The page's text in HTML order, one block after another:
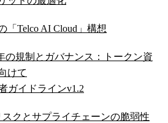
「Telco AI Cloud」構想
の規制とガバナンス：トークン資
けて
ガイドラインv1.2
クとサプライチェーンの脆弱性